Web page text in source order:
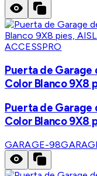
ACCESSPRO
Puerta de Garage
Color Blanco 9X8
Puerta de Garage
Color Blanco 9X8
GARAGE-98